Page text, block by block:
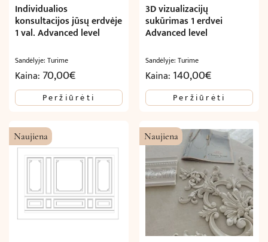
Individualios
konsultacijos jūsų erdvėje
1 val. Advanced level
Sandėlyje: Turime
Kaina: 70,00€
Peržiūrėti
3D vizualizacijų
sukūrimas 1 erdvei
Advanced level
Sandėlyje: Turime
Kaina: 140,00€
Peržiūrėti
Naujiena Naujiena